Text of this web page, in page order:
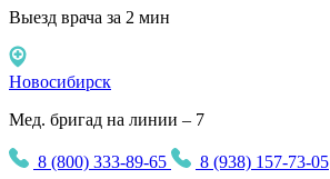
Выезд врача за 2 мин
Новосибирск
Мед. бригад на линии – 7
8 (800) 333-89-65
8 (938) 157-73-05